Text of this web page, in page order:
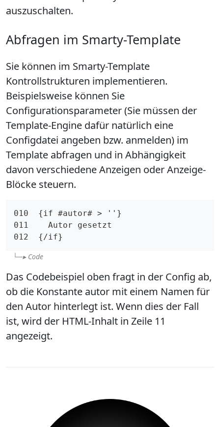
auszuschalten.
Abfragen im Smarty-Template
Sie können im Smarty-Template
Kontrollstrukturen implementieren.
Beispielsweise können Sie
Configurationsparameter (Sie müssen der
Template-Engine dafür natürlich eine
Configdatei angeben bzw. anmelden) im
Template abfragen und in Abhängigkeit
davon verschiedene Anzeigen oder Anzeige-
Blöcke steuern.
010  {if #autor# > ''}
011    Autor gesetzt
012  {/if}
Code
Das Codebeispiel oben fragt in der Config ab,
ob die Konstante autor mit einem Namen für
den Autor hinterlegt ist. Wenn dies der Fall
ist, wird der HTML-Inhalt in Zeile 11
angezeigt.